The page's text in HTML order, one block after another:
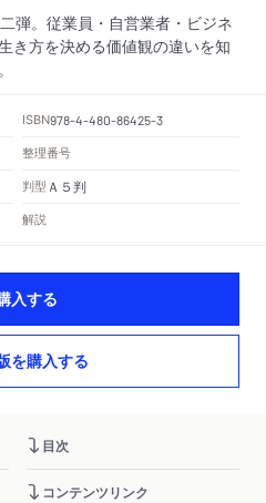
弾。従業員・自営業者・ビジネ
き方を決める価値観の違いを知
ISBN978-4-480-86425-3
整理番号
判型 Ａ５判
解説
入する
を購入する
目次
コンテンツリンク